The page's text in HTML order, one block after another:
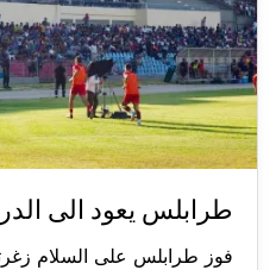
طرابلس يعود الى